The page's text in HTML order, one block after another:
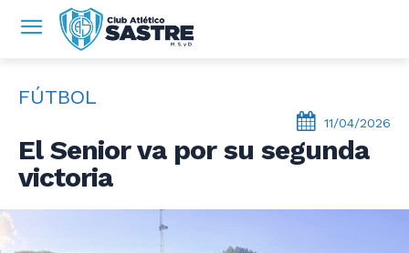
FÚTBOL
11/04/2026
El Senior va por su segunda
victoria